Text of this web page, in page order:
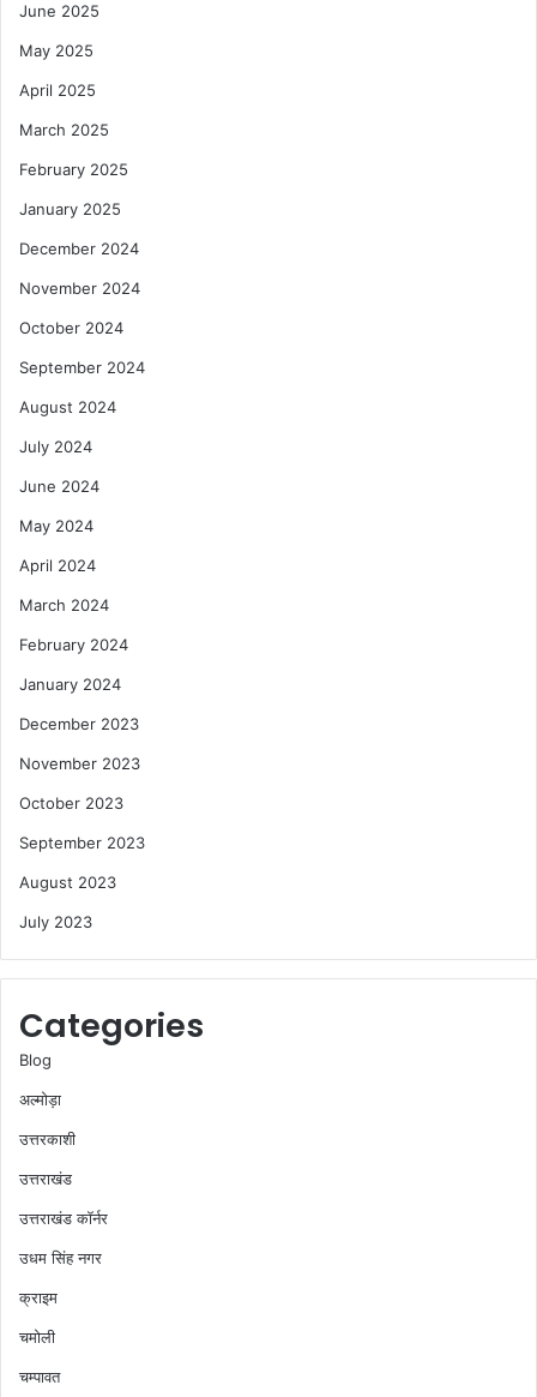
June 2025
May 2025
April 2025
March 2025
February 2025
January 2025
December 2024
November 2024
October 2024
September 2024
August 2024
July 2024
June 2024
May 2024
April 2024
March 2024
February 2024
January 2024
December 2023
November 2023
October 2023
September 2023
August 2023
July 2023
Categories
Blog
अल्मोड़ा
उत्तरकाशी
उत्तराखंड
उत्तराखंड कॉर्नर
उधम सिंह नगर
क्राइम
चमोली
चम्पावत